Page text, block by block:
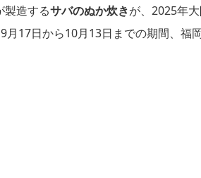
製造するサバのぬか炊きが、2025年
月17日から10月13日までの期間、福